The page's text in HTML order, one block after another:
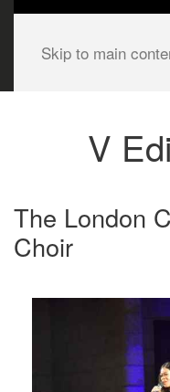
Skip to main
V
The London
Choir